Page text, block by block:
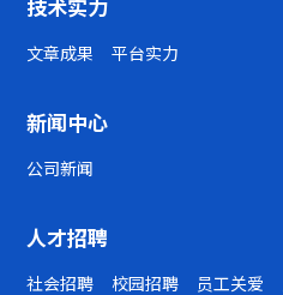
技术实力
文章成果 平台实力
新闻中心
公司新闻
人才招聘
社会招聘 校园招聘 员工关爱